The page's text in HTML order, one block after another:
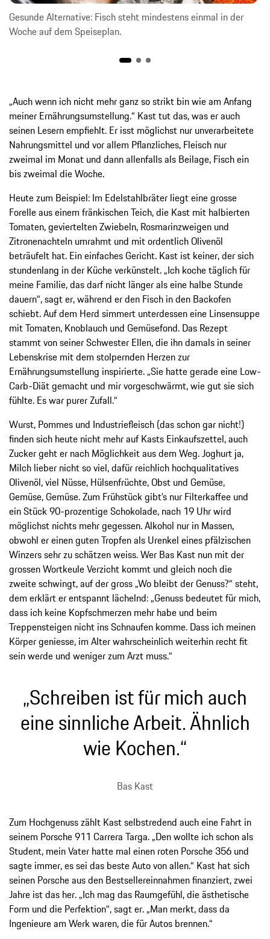
Gesunde Alternative: Fisch steht mindestens einmal in der
Woche auf dem Speiseplan.
„Auch wenn ich nicht mehr ganz so strikt bin wie am Anfang
meiner Ernährungsumstellung.“ Kast tut das, was er auch
seinen Lesern empfiehlt. Er isst möglichst nur unverarbeitete
Nahrungsmittel und vor allem Pflanzliches, Fleisch nur
zweimal im Monat und dann allenfalls als Beilage, Fisch ein
bis zweimal die Woche.
Heute zum Beispiel: Im Edelstahlbräter liegt eine grosse
Forelle aus einem fränkischen Teich, die Kast mit halbierten
Tomaten, geviertelten Zwiebeln, Rosmarinzweigen und
Zitronenachteln umrahmt und mit ordentlich Olivenöl
beträufelt hat. Ein einfaches Gericht. Kast ist keiner, der sich
stundenlang in der Küche verkünstelt. „Ich koche täglich für
meine Familie, das darf nicht länger als eine halbe Stunde
dauern“, sagt er, während er den Fisch in den Backofen
schiebt. Auf dem Herd simmert unterdessen eine Linsensuppe
mit Tomaten, Knoblauch und Gemüsefond. Das Rezept
stammt von seiner Schwester Ellen, die ihn damals in seiner
Lebenskrise mit dem stolpernden Herzen zur
Ernährungsumstellung inspirierte. „Sie hatte gerade eine Low-
Carb-Diät gemacht und mir vorgeschwärmt, wie gut sie sich
fühlte. Es war purer Zufall.“
Wurst, Pommes und Industriefleisch (das schon gar nicht!)
finden sich heute nicht mehr auf Kasts Einkaufszettel, auch
Zucker geht er nach Möglichkeit aus dem Weg. Joghurt ja,
Milch lieber nicht so viel, dafür reichlich hochqualitatives
Olivenöl, viel Nüsse, Hülsenfrüchte, Obst und Gemüse,
Gemüse, Gemüse. Zum Frühstück gibt’s nur Filterkaffee und
ein Stück 90-prozentige Schokolade, nach 19 Uhr wird
möglichst nichts mehr gegessen. Alkohol nur in Massen,
obwohl er einen guten Tropfen als Urenkel eines pfälzischen
Winzers sehr zu schätzen weiss. Wer Bas Kast nun mit der
grossen Wortkeule Verzicht kommt und gleich noch die
zweite schwingt, auf der gross „Wo bleibt der Genuss?“ steht,
dem erklärt er entspannt lächelnd: „Genuss bedeutet für mich,
dass ich keine Kopfschmerzen mehr habe und beim
Treppensteigen nicht ins Schnaufen komme. Dass ich meinen
Körper geniesse, im Alter wahrscheinlich weiterhin recht fit
sein werde und weniger zum Arzt muss.“
„Schreiben ist für mich auch
eine sinnliche Arbeit. Ähnlich
wie Kochen.“
Bas Kast
Zum Hochgenuss zählt Kast selbstredend auch eine Fahrt in
seinem Porsche 911 Carrera Targa. „Den wollte ich schon als
Student, mein Vater hatte mal einen roten Porsche 356 und
sagte immer, es sei das beste Auto von allen.“ Kast hat sich
seinen Porsche aus den Bestsellereinnahmen finanziert, zwei
Jahre ist das her. „Ich mag das Raumgefühl, die ästhetische
Form und die Perfektion“, sagt er. „Man merkt, dass da
Ingenieure am Werk waren, die für Autos brennen.“